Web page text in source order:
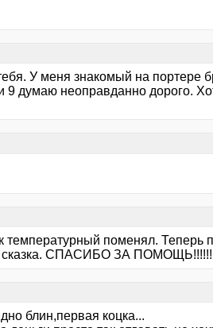
У меня знакомый на портере
думаю неоправданно дорого.
температурный поменял. Теперь
сказка. СПАСИБО ЗА
блин,первая коцка...